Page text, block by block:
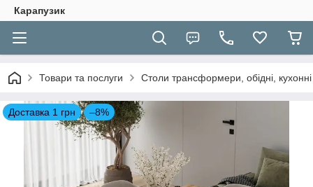
Карапузик
Товари та послуги Столи трансформери, обідні, кухонні
Доставка 1 грн –8%